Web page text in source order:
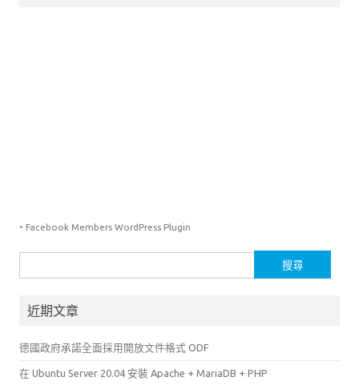
- Facebook Members WordPress Plugin
尋
鍵近期文章
德國政府承諾全面採用開放文件格式 ODF
在 Ubuntu Server 20.04 安裝 Apache + MariaDB + PHP